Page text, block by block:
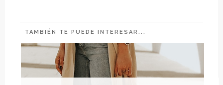
TAMBIÉN TE PUEDE INTERESAR...